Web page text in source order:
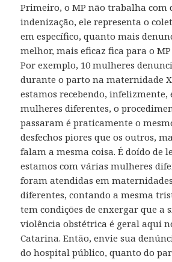
Primeiro, o MP não trabalha com
indenização, ele representa o
em específico, quanto mais
melhor, mais eficaz fica para o
Por exemplo, 10 mulheres
durante o parto na maternidade
estamos recebendo, infelizmente,
mulheres diferentes, o
passaram é praticamente o
desfechos piores que os outros,
falam a mesma coisa. É doído de
estamos com várias mulheres
foram atendidas em
diferentes, contando a mesma
tem condições de enxergar que a
violência obstétrica é geral aqui
Catarina. Então, envie sua
do hospital público, quanto do